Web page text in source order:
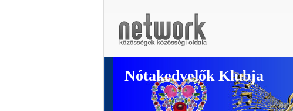
Nótakedvelők Klubja